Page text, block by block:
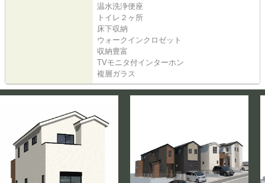
温水洗浄便座
トイレ２ヶ所
床下収納
ウォークインクロゼット
収納豊富
TVモニタ付インターホン
複層ガラス